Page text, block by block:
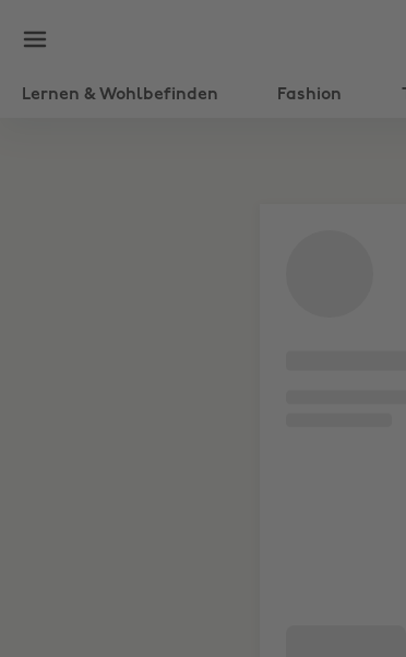
Lernen & Wohlbefinden Fashion